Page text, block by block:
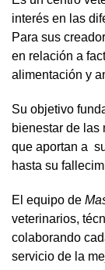
interés en las
Para sus
en relación a
alimentación y
Su objetivo
bienestar de las
que aportan a
hasta su
El equipo de
veterinarios,
colaborando
servicio de la